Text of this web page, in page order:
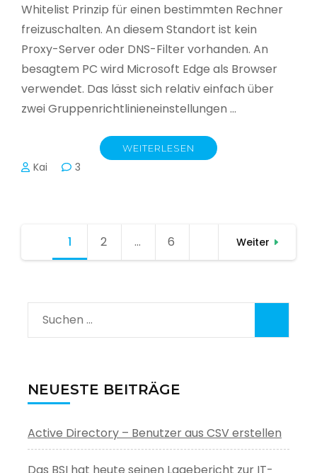
Whitelist Prinzip für einen bestimmten Rechner
freizuschalten. An diesem Standort ist kein
Proxy-Server oder DNS-Filter vorhanden. An
besagtem PC wird Microsoft Edge als Browser
verwendet. Das lässt sich relativ einfach über
zwei Gruppenrichtlinieneinstellungen …
WEITERLESEN
Kai 3
Seitennummerierung
1 Seite
2 … Seite
6 Weiter
Suchen
nach:
NEUESTE BEITRÄGE
Active Directory – Benutzer aus CSV erstellen